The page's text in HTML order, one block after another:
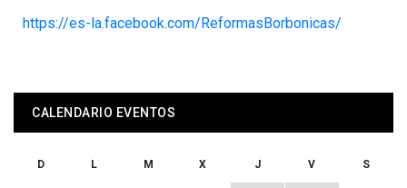
https://es-la.facebook.com/ReformasBorbonicas/
CALENDARIO EVENTOS
D L M X J V S